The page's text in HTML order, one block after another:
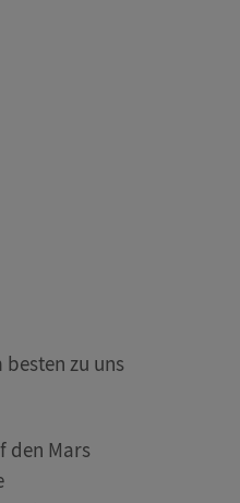
zu uns
den Mars